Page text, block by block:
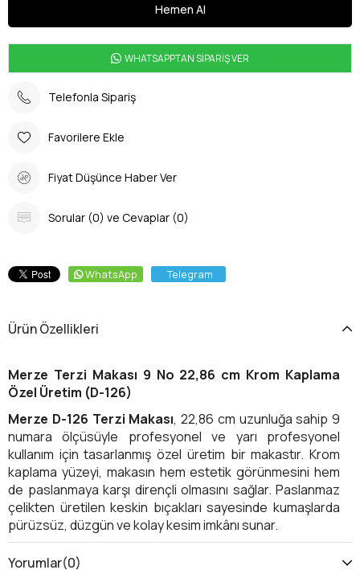
WHATSAPPTAN SİPARİŞ VER
Telefonla Sipariş
Favorilere Ekle
Fiyat Düşünce Haber Ver
Sorular (0) ve Cevaplar (0)
WhatsApp Telegram
Ürün Özellikleri
Merze Terzi Makası 9 No 22,86 cm Krom Kaplama
Özel Üretim (D-126)
Merze D-126 Terzi Makası, 22,86 cm uzunluğa sahip 9
numara ölçüsüyle profesyonel ve yarı profesyonel
kullanım için tasarlanmış özel üretim bir makastır. Krom
kaplama yüzeyi, makasın hem estetik görünmesini hem
de paslanmaya karşı dirençli olmasını sağlar. Paslanmaz
çelikten üretilen keskin bıçakları sayesinde kumaşlarda
pürüzsüz, düzgün ve kolay kesim imkânı sunar.
Yorumlar(0)